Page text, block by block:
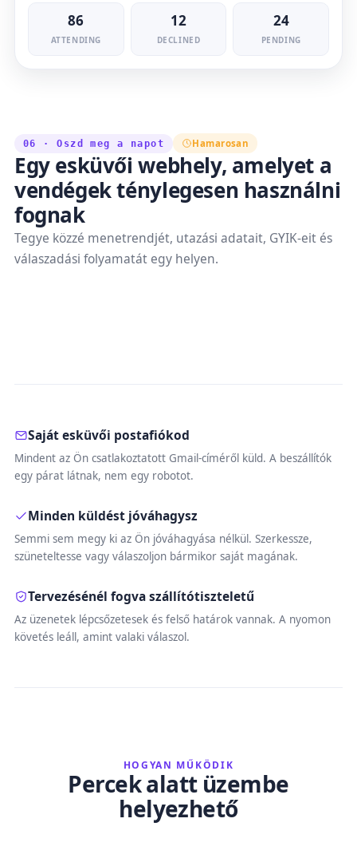
86
ATTENDING
12
DECLINED
24
PENDING
06 · Oszd meg a napot Hamarosan
Egy esküvői webhely, amelyet a
vendégek ténylegesen használni
fognak
Tegye közzé menetrendjét, utazási adatait, GYIK-eit és
válaszadási folyamatát egy helyen.
Saját esküvői postafiókod
Mindent az Ön csatlakoztatott Gmail-címéről küld. A beszállítók
egy párat látnak, nem egy robotot.
Minden küldést jóváhagysz
Semmi sem megy ki az Ön jóváhagyása nélkül. Szerkessze,
szüneteltesse vagy válaszoljon bármikor saját magának.
Tervezésénél fogva szállítótiszteletű
Az üzenetek lépcsőzetesek és felső határok vannak. A nyomon
követés leáll, amint valaki válaszol.
HOGYAN MŰKÖDIK
Percek alatt üzembe
helyezhető